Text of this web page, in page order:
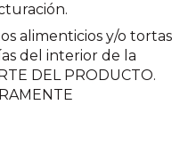
alimenticios y/o tortas
del interior de la
DEL PRODUCTO.